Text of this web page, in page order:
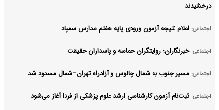
درخشیدند
اجتماعی: اعلام نتیجه آزمون ورودی پایه هفتم مدارس سمپاد
اجتماعی: خبرنگاران؛ روایتگران حماسه و پاسداران حقیقت
اجتماعی: مسیر جنوب به شمال چالوس و آزادراه تهران–شمال مسدود شد
اجتماعی: ثبت‌نام‌ آزمون کارشناسی ارشد علوم پزشکی از فردا آغاز می‌شود